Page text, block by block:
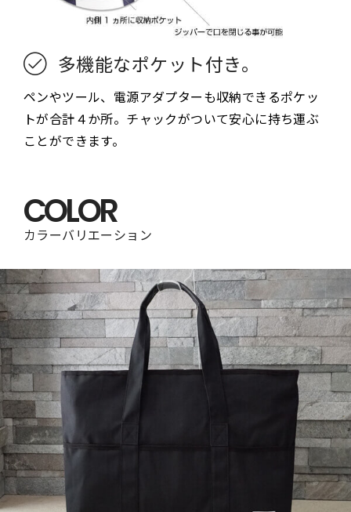
多機能なポケット付き。
ペンやツール、電源アダプターも収納できるポケッ
トが合計４か所。チャックがついて安心に持ち運ぶ
ことができます。
COLOR
カラーバリエーション